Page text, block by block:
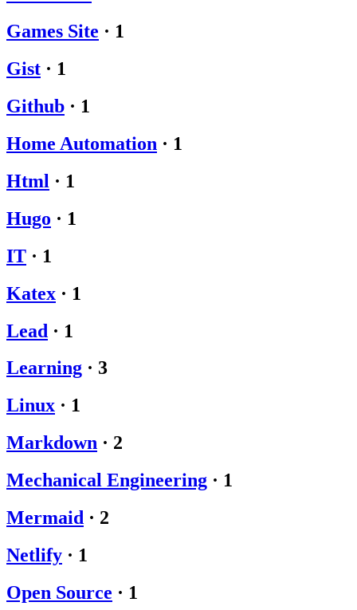
Games Site · 1
Gist · 1
Github · 1
Home Automation · 1
Html · 1
Hugo · 1
IT · 1
Katex · 1
Lead · 1
Learning · 3
Linux · 1
Markdown · 2
Mechanical Engineering · 1
Mermaid · 2
Netlify · 1
Open Source · 1